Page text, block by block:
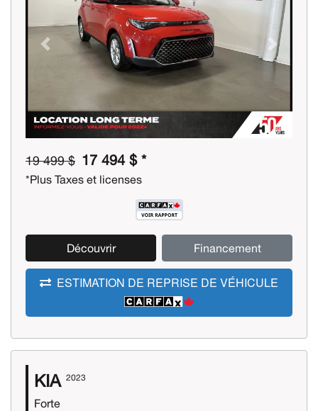
Previous Next
19 499 $ 17 494 $ *
*Plus Taxes et licenses
Découvrir Financement
ESTIMATION DE REPRISE DE VÉHICULE
KIA 2023
Forte